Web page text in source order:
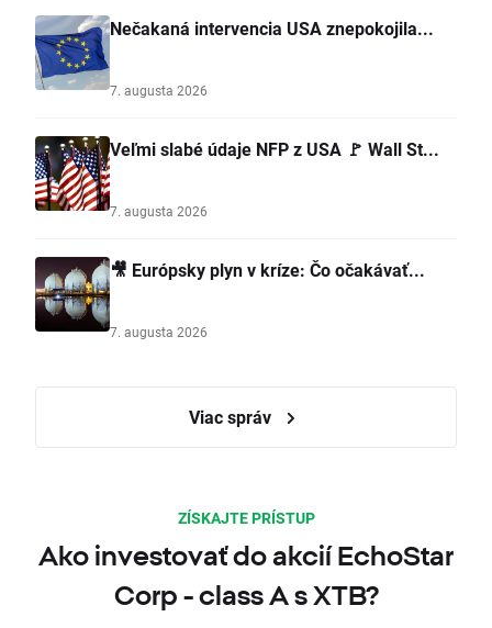
Nečakaná intervencia USA znepokojila...
7. augusta 2026
Veľmi slabé údaje NFP z USA 🚩 Wall St...
7. augusta 2026
🎥 Európsky plyn v kríze: Čo očakávať...
7. augusta 2026
Viac správ
ZÍSKAJTE PRÍSTUP
Ako investovať do akcií EchoStar
Corp - class A s XTB?